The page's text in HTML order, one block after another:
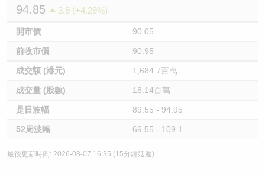
94.85
3.9 (+4.29%)
開市價 90.05
前收市價 90.95
成交額 (港元) 1,684.7百萬
成交量 (股數) 18.14百萬
是日波幅 89.55 - 94.95
52周波幅 69.55 - 109.1
最後更新時間: 2026-08-07 16:35 (15分鐘延遲)